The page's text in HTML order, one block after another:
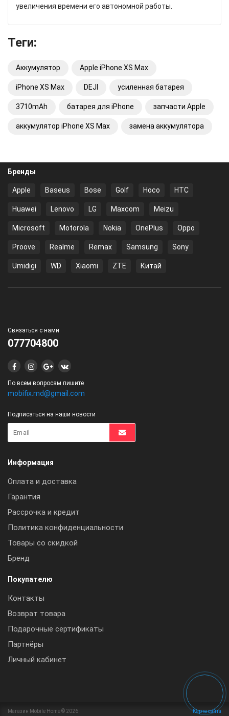
увеличения времени его автономной работы.
Теги:
Аккумулятор Apple iPhone XS Max
iPhone XS Max DEJI усиленная батарея
3710mAh батарея для iPhone запчасти Apple
аккумулятор iPhone XS Max замена аккумулятора
Бренды
Apple Baseus Bose Golf Hoco HTC
Huawei Lenovo LG Maxcom Meizu
Microsoft Motorola Nokia OnePlus Oppo
Proove Realme Remax Samsung Sony
Umidigi WD Xiaomi ZTE Китай
Связаться с нами
077704800
По всем вопросам пишите
mobifix.md@gmail.com
Подписаться на наши новости
Информация
Оплата и доставка
Гарантия
Рассрочка и кредит
Политика конфиденциальности
Товары со скидкой
Бренд
Покупателю
Контакты
Возврат товара
Подарочные сертификаты
Партнёры
Личный кабинет
Магазин Mobile Home © 2026 Карта сайта